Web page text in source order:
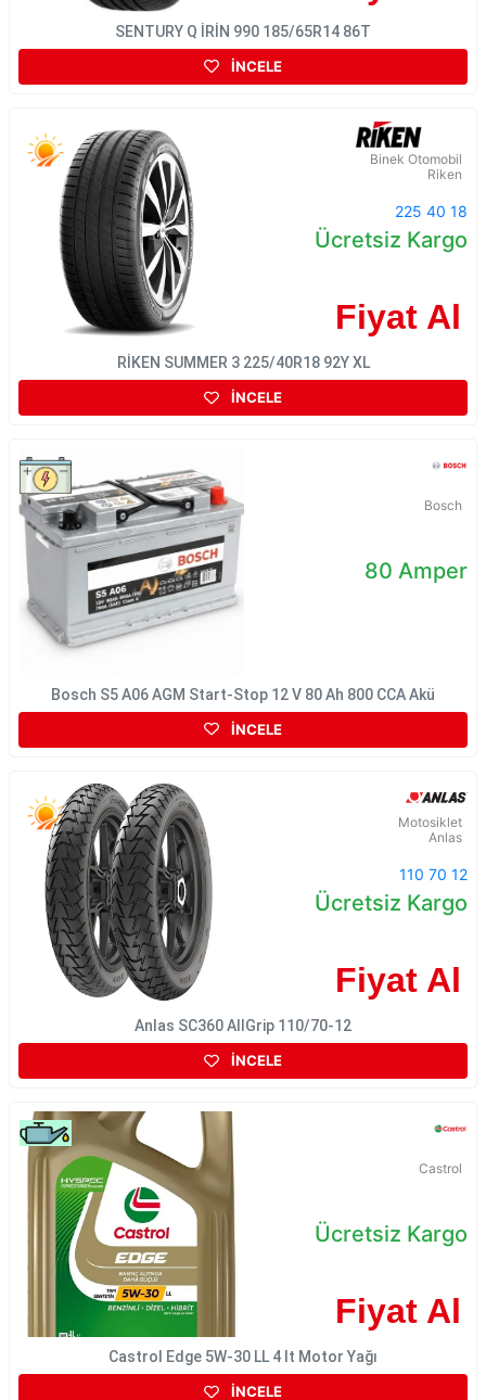
SENTURY Q İRİN 990 185/65R14 86T
İNCELE
Binek Otomobil
Riken
225 40 18
Ücretsiz Kargo
Fiyat Al
RİKEN SUMMER 3 225/40R18 92Y XL
İNCELE
Bosch
80 Amper
Bosch S5 A06 AGM Start-Stop 12 V 80 Ah 800 CCA Akü
İNCELE
Motosiklet
Anlas
110 70 12
Ücretsiz Kargo
Fiyat Al
Anlas SC360 AllGrip 110/70-12
İNCELE
Castrol
Ücretsiz Kargo
Fiyat Al
Castrol Edge 5W-30 LL 4 lt Motor Yağı
İNCELE